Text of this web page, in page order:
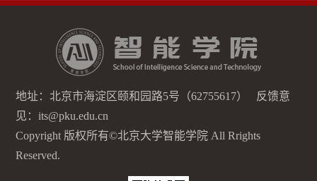
地址：北京市海淀区颐和园路5号（62755617） 反馈意
见：its@pku.edu.cn
Copyright 版权所有©北京大学智能学院 All Rrights
Reserved.